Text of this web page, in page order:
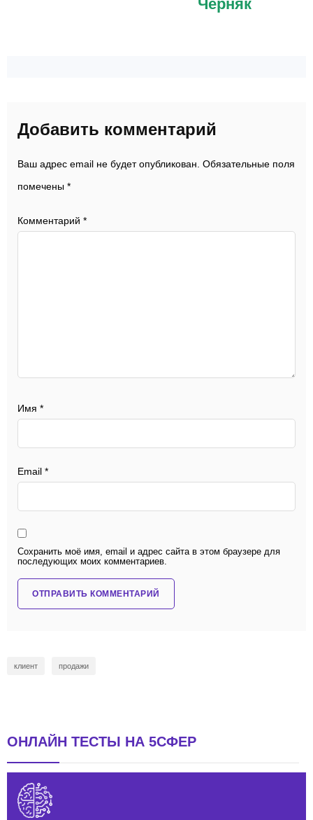
Черняк
Добавить комментарий
Ваш адрес email не будет опубликован. Обязательные поля
помечены *
Комментарий *
Имя *
Email *
Сохранить моё имя, email и адрес сайта в этом браузере для
последующих моих комментариев.
клиент продажи
ОНЛАЙН ТЕСТЫ НА 5СФЕР